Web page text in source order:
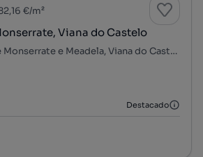
€/m²
Viana do Castelo
Santa Maria Maior e Monserrate e Meadela, Viana do Castelo, Viana do Castelo
Destacado